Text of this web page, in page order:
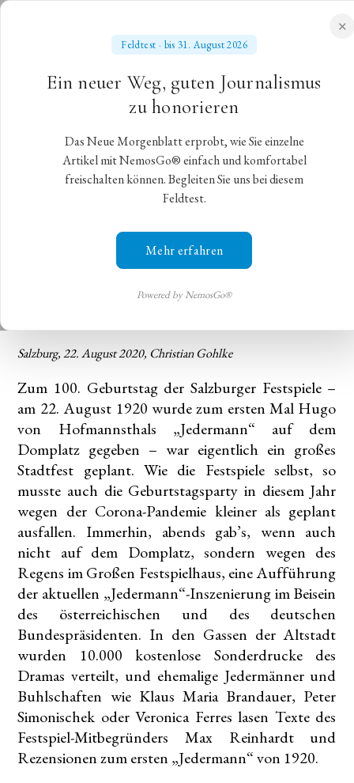
NEUES MORGENBLATT
für gebildete Stände
✕
Feldtest · bis 31. August 2026
Ein neuer Weg, guten Journalismus
zu honorieren
Das Neue Morgenblatt erprobt, wie Sie einzelne
Artikel mit NemosGo® einfach und komfortabel
freischalten können. Begleiten Sie uns bei diesem
Feldtest.
Mehr erfahren
Powered by NemosGo®
Thielemann dirigiert in Salzburg die
Wiener Philharmoniker
Am 22. August vor einhundert Jahren wurden die
Salzburger Festspiele gegründet. Die Wiener
Philharmoniker unter der Leitung von Christian
Thielemann gaben im Großen Festspielhaus eine
Salzburg,22. August 2020, Christian Gohlke
Zum 100. Geburtstag der Salzburger Festspiele –
am 22. August 1920 wurde zum ersten Mal Hugo
von Hofmannsthals „Jedermann“ auf dem
Domplatz gegeben – war eigentlich ein großes
Stadtfest geplant. Wie die Festspiele selbst, so
musste auch die Geburtstagsparty in diesem Jahr
wegen der Corona-Pandemie kleiner als geplant
ausfallen. Immerhin, abends gab’s, wenn auch
nicht auf dem Domplatz, sondern wegen des
Regens im Großen Festspielhaus, eine Aufführung
der aktuellen „Jedermann“-Inszenierung im Beisein
des österreichischen und des deutschen
Bundespräsidenten. In den Gassen der Altstadt
wurden 10.000 kostenlose Sonderdrucke des
Dramas verteilt, und ehemalige Jedermänner und
Buhlschaften wie Klaus Maria Brandauer, Peter
Simonischek oder Veronica Ferres lasen Texte des
Festspiel-Mitbegründers Max Reinhardt und
Rezensionen zum ersten „Jedermann“ von 1920.